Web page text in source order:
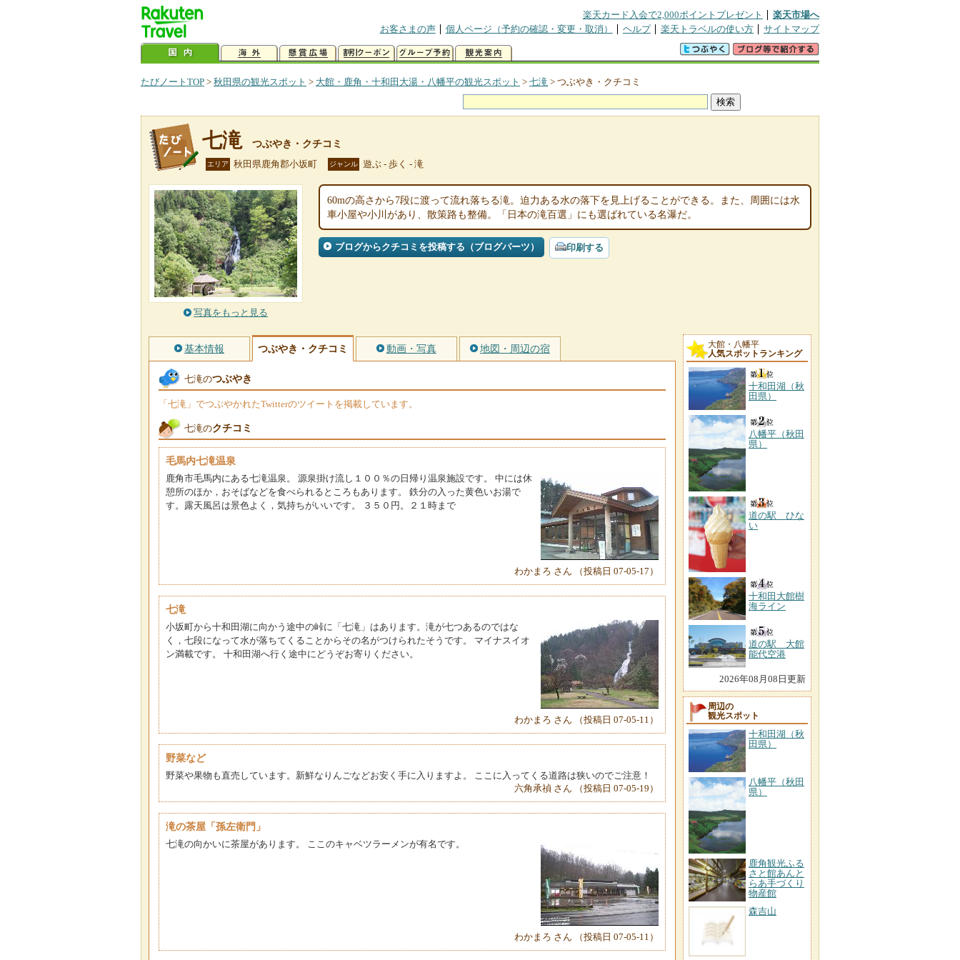
楽天カード入会で2,000ポイントプレゼント
楽天市場へ
お客さまの声
個人ページ（予約の確認・変更・取消） ヘルプ 楽天トラベルの使い方 サイトマップ
たびノートTOP > 秋田県の観光スポット > 大館・鹿角・十和田大湯・八幡平の観光スポット > 七滝 > つぶやき・クチコミ
七滝 つぶやき・クチコミ
エリア 秋田県鹿角郡小坂町 ジャンル 遊ぶ - 歩く - 滝
写真をもっと見る
60mの高さから7段に渡って流れ落ちる滝。迫力ある水の落下を見上げることができる。また、周囲には水
車小屋や小川があり、散策路も整備。「日本の滝百選」にも選ばれている名瀑だ。
ブログからクチコミを投稿する（ブログパーツ） 印刷する
基本情報 つぶやき・クチコミ 動画・写真 地図・周辺の宿
七滝のつぶやき
「七滝」でつぶやかれたTwitterのツイートを掲載しています。
七滝のクチコミ
毛馬内七滝温泉
鹿角市毛馬内にある七滝温泉。 源泉掛け流し１００％の日帰り温泉施設です。 中には休
憩所のほか，おそばなどを食べられるところもあります。 鉄分の入った黄色いお湯で
す。露天風呂は景色よく，気持ちがいいです。 ３５０円。２１時まで
わかまろ さん （投稿日 07-05-17）
七滝
小坂町から十和田湖に向かう途中の峠に「七滝」はあります。滝が七つあるのではな
く，七段になって水が落ちてくることからその名がつけられたそうです。 マイナスイオ
ン満載です。 十和田湖へ行く途中にどうぞお寄りください。
わかまろ さん （投稿日 07-05-11）
野菜など
野菜や果物も直売しています。新鮮なりんごなどお安く手に入りますよ。 ここに入ってくる道路は狭いのでご注意！
六角承禎 さん （投稿日 07-05-19）
滝の茶屋「孫左衛門」
七滝の向かいに茶屋があります。 ここのキャベツラーメンが有名です。
わかまろ さん （投稿日 07-05-11）
大館・八幡平
人気スポットランキング
十和田湖（秋
田県）
八幡平（秋田
県）
道の駅 ひな
い
十和田大館樹
海ライン
道の駅 大館
能代空港
2026年08月08日更新
周辺の
観光スポット
十和田湖（秋
田県）
八幡平（秋田
県）
鹿角観光ふる
さと館あんと
らあ手づくり
物産館
森吉山